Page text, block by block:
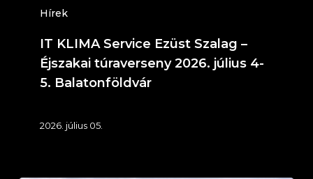
Hírek
július
Balatonföldvár
IT KLIMA Service Ezüst Szalag –
Éjszakai túraverseny 2026. július 4-
5. Balatonföldvár
2026. július 05.